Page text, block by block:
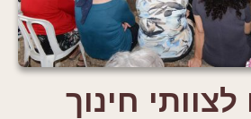
לצוותי חינוך